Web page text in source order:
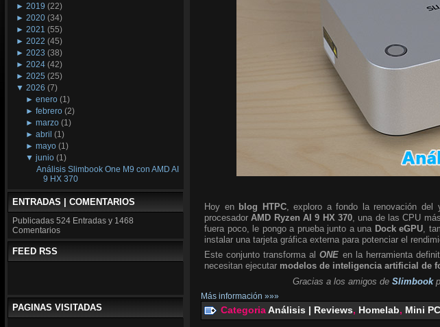
► 2019 (22)
► 2020 (34)
► 2021 (55)
► 2022 (45)
► 2023 (38)
► 2024 (42)
► 2025 (25)
▼ 2026 (7)
►enero (1)
►febrero (2)
►marzo (1)
►abril (1)
►mayo (1)
▼junio (1)
Análisis Slimbook One M9 con AMD AI
9 HX 370
ENTRADAS | COMENTARIOS
Publicadas 524 Entradas y 1468
Comentarios
FEED RSS
PAGINAS VISITADAS
Hoy en blog HTPC, exploro a fondo la renovación del
procesadorAMD Ryzen AI 9 HX 370 , una de las CPU
fuera poco, le pongo a prueba junto a una Dock eGPU ,
instalar una tarjeta gráfica externa para potenciar el
Este conjunto transforma alONE en la herramienta
necesitan ejecutar modelos de inteligencia artificial de
Gracias a los amigos de Slimbook
Más información »»»
CategoriaAnálisis | Reviews, Homelab, Mini PC